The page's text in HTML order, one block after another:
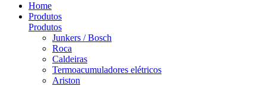
Home
Produtos
Produtos
Junkers / Bosch
Roca
Caldeiras
Termoacumuladores elétricos
Ariston